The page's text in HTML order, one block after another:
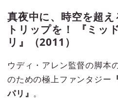
真夜中に、時空を超
トリップを！ 『ミッ
リ』（2011）
ウディ・アレン監督の脚本
のための極上ファンタジー
パリ』 。